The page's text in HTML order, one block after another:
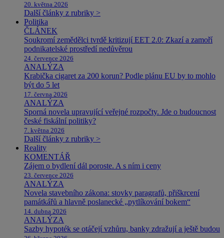
20. května 2026
Další články z rubriky >
Politika
ČLÁNEK
Soukromí zemědělci tvrdě kritizují EET 2.0: Zkazí a zamoří
podnikatelské prostředí nedůvěrou
24. července 2026
ANALÝZA
Krabička cigaret za 200 korun? Podle plánu EU by to mohlo
být do 5 let
17. června 2026
ANALÝZA
Sporná novela upravující veřejné rozpočty. Jde o budoucnost
české fiskální politiky?
7. května 2026
Další články z rubriky >
Reality
KOMENTÁŘ
Zájem o bydlení dál poroste. A s ním i ceny
23. července 2026
ANALÝZA
Novela stavebního zákona: stovky paragrafů, přiškrcení
památkářů a hlavně poslanecké „pytlíkování bokem“
14. dubna 2026
ANALÝZA
Sazby hypoték se otáčejí vzhůru, banky zdražují a ještě budou